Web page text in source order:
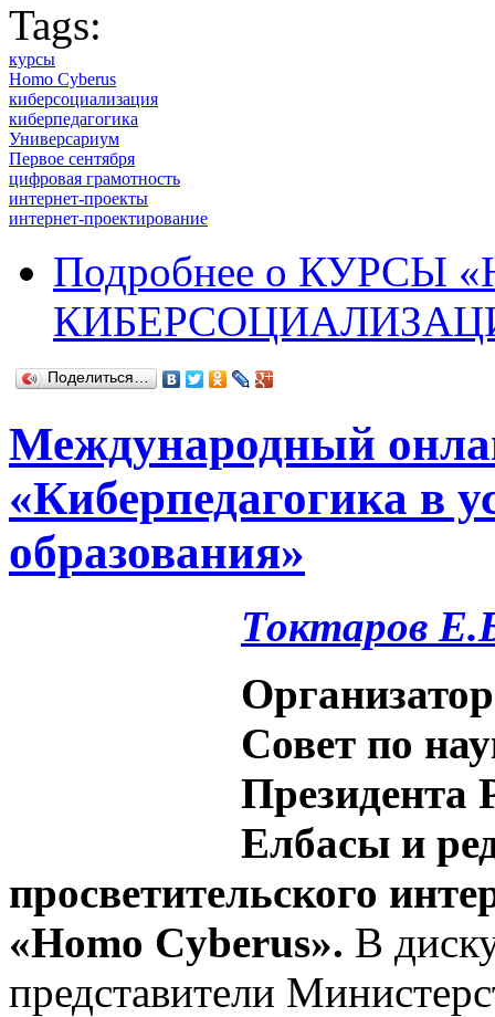
Tags:
курсы
Homo Cyberus
киберсоциализация
киберпедагогика
Универсариум
Первое сентября
цифровая грамотность
интернет-проекты
интернет-проектирование
Подробнее о КУРСЫ
Поделиться…
Международный
«Киберпедагогика в
образования»
Токтаров
Совет по
Президента
Елбасы и
просветительского
«Homo Cyberus». В
представители